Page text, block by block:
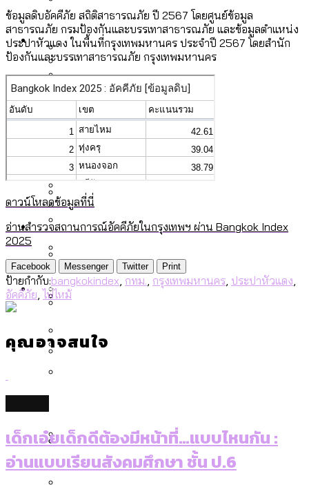
เมื่อแยกท่องเที่ยวออกจากกีฬา กระทรวง
ใหม่จะมีงบฯ ประมาณเท่าไร
สมุดจดการบ้าน ส.ก. 2569 : แต่ละเขตมี
ปัญหาอะไรที่ ส.ก. ต้องทำการบ้าน
Vote62 ขอบคุณประชาชนที่ร่วม
สังเกตการณ์การเลือกตั้งชวนคุยกันถึงบท
เรียนที่เราได้รับจากเลือกตั้ง กรุงเทพฯ –
พัทยา
กทม. มีอำนาจแค่ไหน ในการแก้ปัญหาให้คน
ที่อาศัยอยู่ในกรุงเทพฯ
ลัดวงจรมากที่สุด
สวนสาธารณะและพื้นที่สีเขียวใน กทม. เพิ่ม
ขึ้นและเข้าถึงได้มากน้อยแค่ไหน
ขยะมูลฝอย 2568 [ข้อมูลดิบ]
ขยะของคน กทม. ที่ยังถูกนำไปทิ้งที่
ฉะเชิงเทรา นครปฐม และล่าสุดที่กาญจนบุรี
งบระบายน้ำ-ป้องกันน้ำท่วม 4 ปี (2566-
2569) ของ กทม. ในยุคชัชชาติ ลงเขตไหน
โลกใบเดียว สิทธิไม่เท่ากัน: กฎหมายการ
รับรองเพศของ Transgender ทั่วโลก
ประเทศไหนทำได้บ้าง?
สำรวจ Hate Speech ที่ถูกผลิตซ้ำผ่าน
วิดีโอ AI ในช่วงความขัดแย้งไทย-กัมพูชา
[ข้อมูลดิบ]
Speech ที่ถูกผลิตซ้ำผ่านวิดีโอ AI ในช่วง
ความขัดแย้งไทย-กัมพูชา
ปีนกำแพงส่องซีรีส์จีน: จีนส่งออกภาพ
Economy
เมกะโปรเจ็กต์ของ กทม. ในช่วงที่มีการใช้
งบคาบเกี่ยวในยุคชัชชาติ มีอะไร ใช้งบแค่
ไหน
ค่าฝุ่นในกรุงเทพฯ 2025 เทียบกับจำนวน
ควันบุหรี่ที่เข้าปอด [ข้อมูลดิบ]
สำรวจเศรษฐกิจในกรุงเทพฯ ผ่าน
สำรวจรายได้จากการจัดเก็บภาษีใน
Future
สังคมผู้สูงอายุไทย [ข้อมูลดิบ]
สำรวจสังคมผู้สูงอายุไทย : 6 จังหวัดเป็น
ตายมากกว่าเกิด
กรุงเทพฯ เมืองสังคมผู้สูงอายุ [ข้อมูลดิบ]
คนตายมากกว่าคนเกิด 18 เขตเป็นสังคมผู้
สูงอายุระดับสุดยอด
Database
สังคมผู้สูงอายุไทย [ข้อมูลดิบ]
สำรวจเหตุไฟไหม้ในกรุงเทพฯ 2568
กรุงเทพฯ เมืองสังคมผู้สูงอายุ [ข้อมูลดิบ]
Project
Bangkok Index 2022
DEMO Thailand
About Us
ข้อมูลดิบอัคคีภัย สถิติสาธารณภัย ปี 2567 โดยศูนย์ข้อมูล
สาธารณภัย กรมป้องกันและบรรเทาสาธารณภัย และข้อมูลตำแหน่ง
ประปาหัวแดง ในพื้นที่กรุงเทพมหานคร ประจำปี 2567 โดยสํานัก
ป้องกันและบรรเทาสาธารณภัย กรุงเทพมหานคร
ดาวน์โหลดข้อมูลที่นี่
อ่านสำรวจสถานการณ์อัคคีภัยในกรุงเทพฯ ผ่าน Bangkok Index
2025
Facebook Messenger Twitter Print
ป้ายกำกับ:bangkokindex กทม. กรุงเทพมหานคร ประปาหัวแดง
อัคคีภัย ,ไฟไหม้
คุณอาจสนใจ
เด็กเอ๋ยเด็กดีต้องมีหน้าที่…แบบไหนกัน :
อ่านแบบเรียนสังคมศึกษา ชั้น ป.6